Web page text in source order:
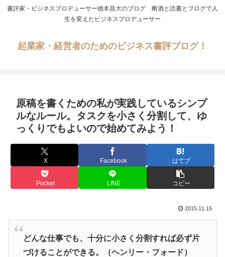
書評家・ビジネスプロデューサー徳本昌大のブログ 断酒と読書とブログで人
生を変えたビジネスプロデューサー
起業家・経営者のためのビジネス書評ブログ！
原稿を書くための私が実践しているシンプ
ルなルール。タスクを小さく分割して、ゆ
っくりでもよいので始めてみよう！
X Facebook はてブ
Pocket LINE コピー
2015.11.15
どんな仕事でも、十分に小さく分割すれば必ず片
づけることができる。（ヘンリー・フォード）